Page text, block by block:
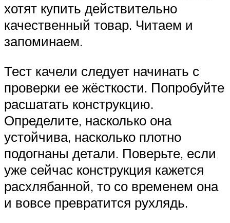
хотят купить действительно
качественный товар. Читаем и
запоминаем.
Тест качели следует начинать с
проверки ее жёсткости. Попробуйте
расшатать конструкцию.
Определите, насколько она
устойчива, насколько плотно
подогнаны детали. Поверьте, если
уже сейчас конструкция кажется
расхлябанной, то со временем она
и вовсе превратится рухлядь.